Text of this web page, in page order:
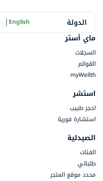
الدولة |English
ماي أستر
السجلات
القوائم
myWellth
استشر
احجز طبيب
استشارة فورية
الصيدلية
الفئات
طلباتي
محدد موقع المتجر